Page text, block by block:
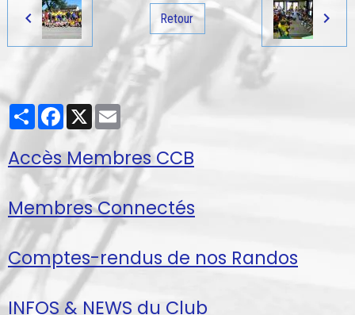
Retour
PartagerFacebook
X Email
Accès Membres CCB
Membres Connectés
Comptes-rendus de nos Randos
INFOS & NEWS du Club